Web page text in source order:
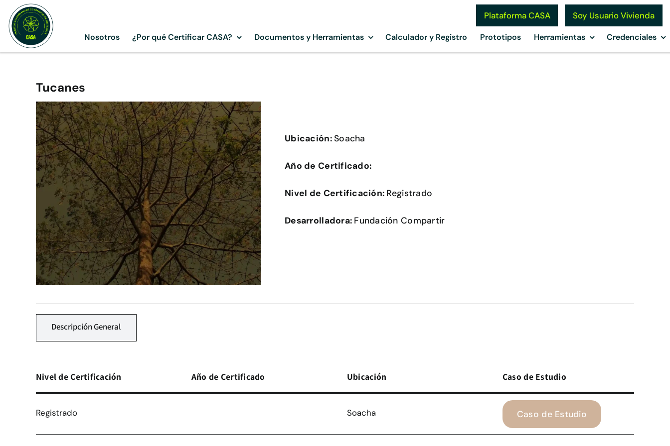
content
Plataforma CASA Soy Usuario Vivienda
Nosotros ¿Por qué Certificar CASA? Documentos y Herramientas Calculador y Registro Prototipos Herramientas Credenciales
Tucanes
Ubicación:Soacha
Año de Certificado:
Nivel de Certificación: Registrado
Desarrolladora: Fundación Compartir
Descripción General
Nivel de Certificación Año de Certificado Ubicación Caso de Estudio
Registrado Soacha Caso de Estudio